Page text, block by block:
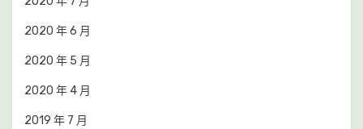
2020 年 6 月
2020 年 5 月
2020 年 4 月
2019 年 7 月